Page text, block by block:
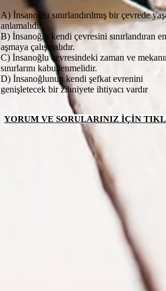
A) İnsanoğlu sınırlandırılmış bir çevrede
anlamalıdır.
B) İnsanoğlu kendi çevresini sınırlandıran
aşmaya çalışmalıdır.
C) İnsanoğlu çevresindeki zaman ve
sınırlarını kabullenmelidir.
D) İnsanoğlunun kendi şefkat evrenini
genişletecek bir zihniyete ihtiyacı vardır
YORUM VE SORULARINIZ İÇİN